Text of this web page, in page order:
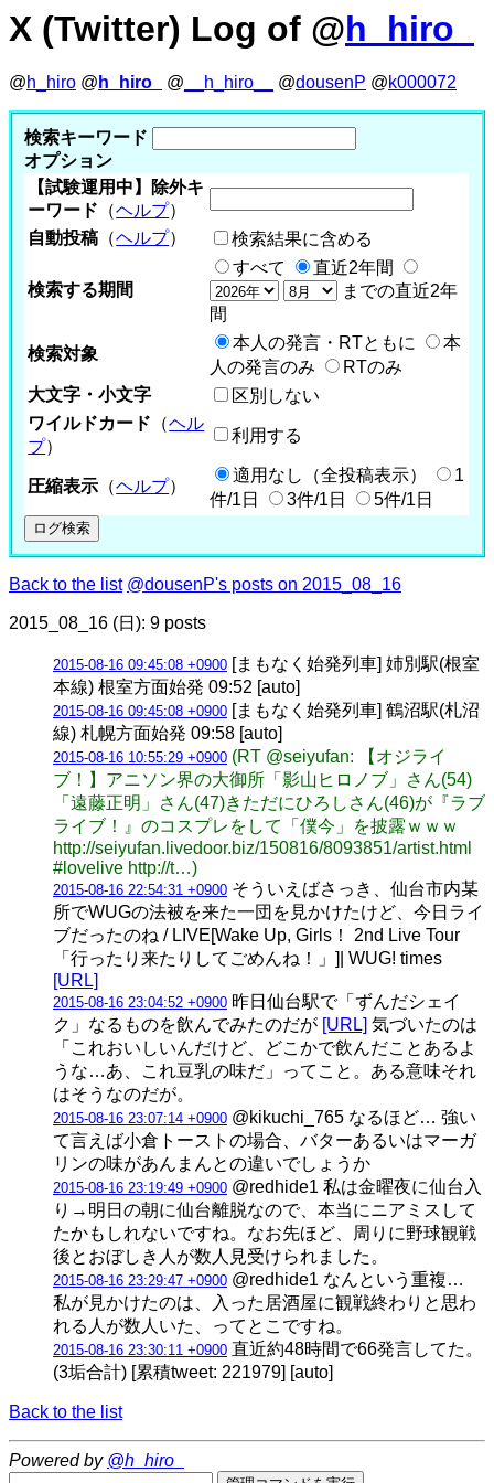
X (Twitter) Log of @h_hiro_
@h_hiro @ h_hiro_ @ __h_hiro__ @dousenP @k000072
検索キーワード
オプション
【試験運用中】除外キ
ーワード （ヘルプ）
自動投稿 （ヘルプ） 検索結果に含める
検索する期間
すべて
直近2年間
までの直近2年
間
検索対象
本人の発言・RTともに
本
人の発言のみ
RTのみ
大文字・小文字
区別しない
ワイルドカード （ヘル
プ）
利用する
圧縮表示 （ヘルプ）
適用なし（全投稿表示）
1
件/1日
3件/1日 5件/1日
Back to the list @dousenP's posts on 2015_08_16
2015_08_16 (日): 9 posts
2015-08-16 09:45:08 +0900 [まもなく始発列車] 姉別駅(根室
本線) 根室方面始発 09:52 [auto]
2015-08-16 09:45:08 +0900 [まもなく始発列車] 鶴沼駅(札沼
線) 札幌方面始発 09:58 [auto]
2015-08-16 10:55:29 +0900 (RT @seiyufan: 【オジライ
ブ！】アニソン界の大御所「影山ヒロノブ」さん(54)
「遠藤正明」さん(47)きただにひろしさん(46)が『ラブ
ライブ！』のコスプレをして「僕今」を披露ｗｗｗ
http://seiyufan.livedoor.biz/150816/8093851/artist.html
#lovelive http://t…)
2015-08-16 22:54:31 +0900 そういえばさっき、仙台市内某
所でWUGの法被を来た一団を見かけたけど、今日ライ
ブだったのね / LIVE[Wake Up, Girls！ 2nd Live Tour
「行ったり来たりしてごめんね！」]| WUG! times
[URL]
2015-08-16 23:04:52 +0900 昨日仙台駅で「ずんだシェイ
ク」なるものを飲んでみたのだが [URL] 気づいたのは
「これおいしいんだけど、どこかで飲んだことあるよ
うな…あ、これ豆乳の味だ」ってこと。ある意味それ
はそうなのだが。
2015-08-16 23:07:14 +0900 @kikuchi_765 なるほど… 強い
て言えば小倉トーストの場合、バターあるいはマーガ
リンの味があんまんとの違いでしょうか
2015-08-16 23:19:49 +0900 @redhide1 私は金曜夜に仙台入
り→明日の朝に仙台離脱なので、本当にニアミスして
たかもしれないですね。なお先ほど、周りに野球観戦
後とおぼしき人が数人見受けられました。
2015-08-16 23:29:47 +0900 @redhide1 なんという重複…
私が見かけたのは、入った居酒屋に観戦終わりと思わ
れる人が数人いた、ってとこですね。
2015-08-16 23:30:11 +0900 直近約48時間で66発言してた。
(3垢合計) [累積tweet: 221979] [auto]
Back to the list
Powered by @h_hiro_